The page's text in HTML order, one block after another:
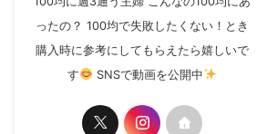
ったの？ 100均で失敗したくない！とき
購入時に参考にしてもらえたら嬉しいで
す
SNSで動画を公開中